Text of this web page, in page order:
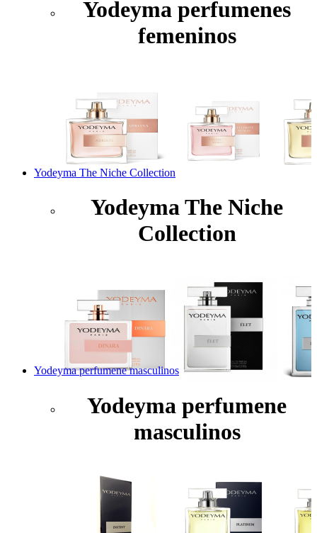
Yodeyma perfumenes
femeninos
Yodeyma The Niche Collection
Yodeyma The Niche
Collection
Yodeyma perfumene masculinos
Yodeyma perfumene
masculinos